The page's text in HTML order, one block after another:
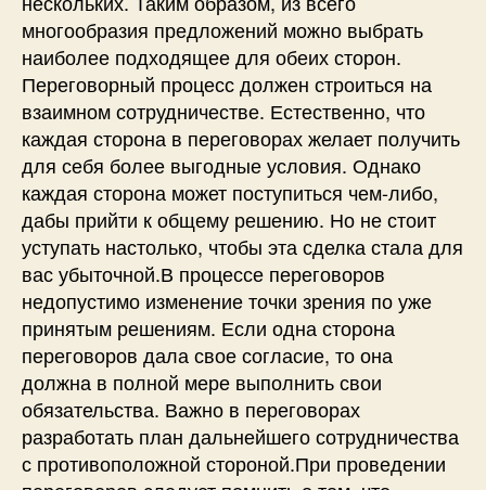
многообразия предложений можно выбрать
наиболее подходящее для обеих сторон.
Переговорный процесс должен строиться на
взаимном сотрудничестве. Естественно, что
каждая сторона в переговорах желает получить
для себя более выгодные условия. Однако
каждая сторона может поступиться чем-либо,
дабы прийти к общему решению. Но не стоит
уступать настолько, чтобы эта сделка стала для
вас убыточной.В процессе переговоров
недопустимо изменение точки зрения по уже
принятым решениям. Если одна сторона
переговоров дала свое согласие, то она
должна в полной мере выполнить свои
обязательства. Важно в переговорах
разработать план дальнейшего сотрудничества
с противоположной стороной.При проведении